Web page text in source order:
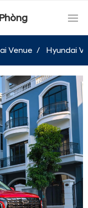
Venue Hyundai